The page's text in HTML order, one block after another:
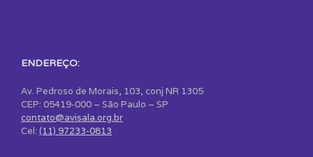
ENDEREÇO:
Av. Pedroso de Morais, 103, conj NR 1305
CEP: 05419-000 – São Paulo – SP
contato@avisala.org.br
Cel: (11) 97233-0813